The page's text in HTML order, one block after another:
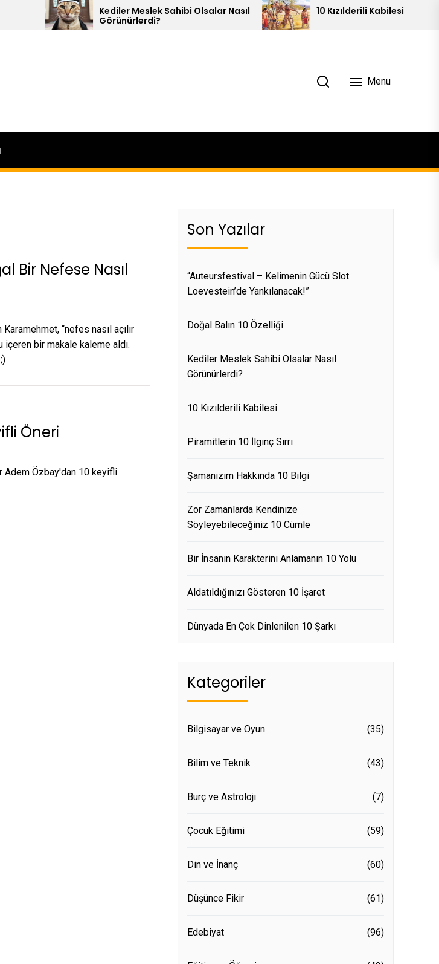
Kediler Meslek Sahibi Olsalar Nasıl
Görünürlerdi?
10 Kızılderili Kabilesi
Menu
Bir Nefese Nasıl
“nefes nasıl açılır
içeren bir makale kaleme aldı.
Öneri
Adem Özbay'dan 10 keyifli
Son Yazılar
“Auteursfestival – Kelimenin Gücü Slot
Loevestein’de Yankılanacak!”
Doğal Balın 10 Özelliği
Kediler Meslek Sahibi Olsalar Nasıl
Görünürlerdi?
10 Kızılderili Kabilesi
Piramitlerin 10 İlginç Sırrı
Şamanizim Hakkında 10 Bilgi
Zor Zamanlarda Kendinize
Söyleyebileceğiniz 10 Cümle
Bir İnsanın Karakterini Anlamanın 10 Yolu
Aldatıldığınızı Gösteren 10 İşaret
Dünyada En Çok Dinlenilen 10 Şarkı
Kategoriler
Bilgisayar ve Oyun (35)
Bilim ve Teknik (43)
Burç ve Astroloji (7)
Çocuk Eğitimi (59)
Din ve İnanç (60)
Düşünce Fikir (61)
Edebiyat (96)